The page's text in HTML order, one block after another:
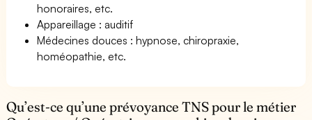
honoraires, etc.
Appareillage : auditif
Médecines douces : hypnose, chiropraxie,
homéopathie, etc.
Qu’est-ce qu’une prévoyance TNS pour le métier